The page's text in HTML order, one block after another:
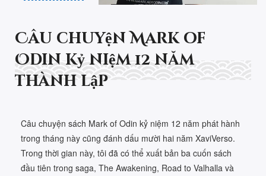
Câu chuyện Mark of
Odin kỷ niệm 12 năm
thành lập
Câu chuyện sách Mark of Odin kỷ niệm 12 năm phát hành
trong tháng này cũng đánh dấu mười hai năm XaviVerso.
Trong thời gian này, tôi đã có thể xuất bản ba cuốn sách
đầu tiên trong saga, The Awakening, Road to Valhalla và